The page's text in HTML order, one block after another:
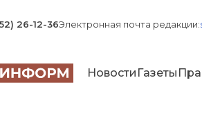
26-12-36Электронная почта редакции:
Новости Газеты